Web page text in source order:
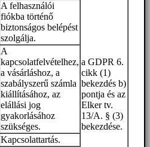
a GDPR 6.
cikk (1)
bekezdés b)
pontja és az
Elker tv.
13/A. § (3)
bekezdése.
A felhasználói
fiókba történő
biztonságos belépést
szolgálja.
A
kapcsolatfelvételhez,
a vásárláshoz, a
szabályszerű számla
kiállításához, az
elállási jog
gyakorlásához
szükséges.
Kapcsolattartás.